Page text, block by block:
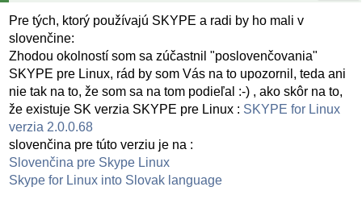
Pre tých, ktorý používajú SKYPE a radi by ho mali v
slovenčine:
Zhodou okolností som sa zúčastnil "poslovenčovania"
SKYPE pre Linux, rád by som Vás na to upozornil, teda ani
nie tak na to, že som sa na tom podieľal :-) , ako skôr na to,
že existuje SK verzia SKYPE pre Linux : SKYPE for Linux
verzia 2.0.0.68
slovenčina pre túto verziu je na :
Slovenčina pre Skype Linux
Skype for Linux into Slovak language